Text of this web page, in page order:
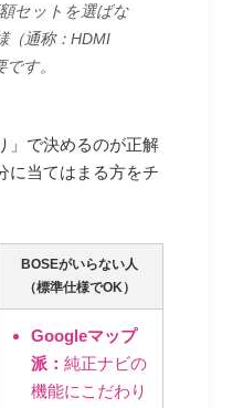
セットを選ばな
（通称：HDMI
す。
」で決めるのが正解
に当てはまる方をチ
BOSEがいらない人
（標準仕様でOK）
Googleマップ
派：純正ナビの
機能にこだわり